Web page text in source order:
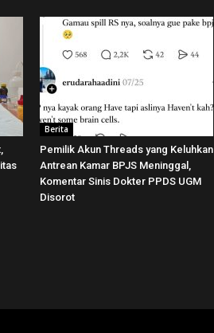
Berita
Pemilik Akun Threads yang Keluhkan
Antrean Kamar BPJS Meninggal,
Komentar Sinis Dokter PPDS UGM
Disorot